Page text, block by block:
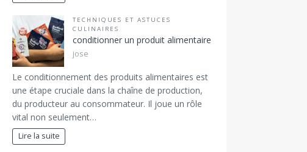
TECHNIQUES ET ASTUCES
CULINAIRES
conditionner un produit alimentaire
jose
Le conditionnement des produits alimentaires est
une étape cruciale dans la chaîne de production,
du producteur au consommateur. Il joue un rôle
vital non seulement…
Lire la suite